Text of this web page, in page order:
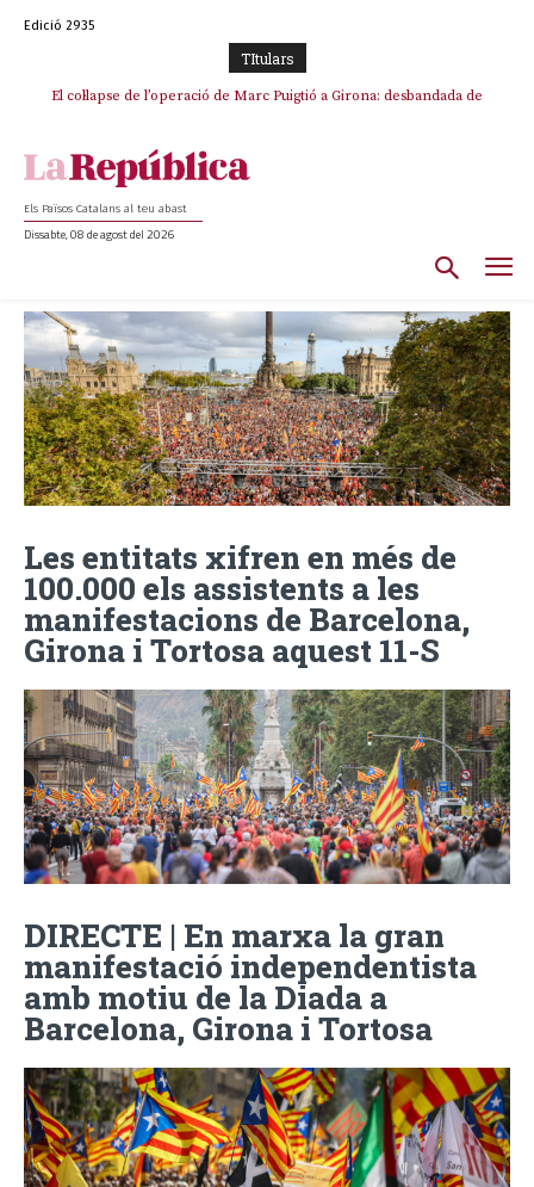
Edició 2935
TItulars
El col·lapse de l’operació de Marc Puigtió a Girona: desbandada de
L’ANC respon amb una mobilització a La Jonquera contra la
Els Països Catalans al teu abast
Dissabte, 08 de agost del 2026
Les entitats xifren en més de
100.000 els assistents a les
manifestacions de Barcelona,
Girona i Tortosa aquest 11-S
DIRECTE | En marxa la gran
manifestació independentista
amb motiu de la Diada a
Barcelona, Girona i Tortosa